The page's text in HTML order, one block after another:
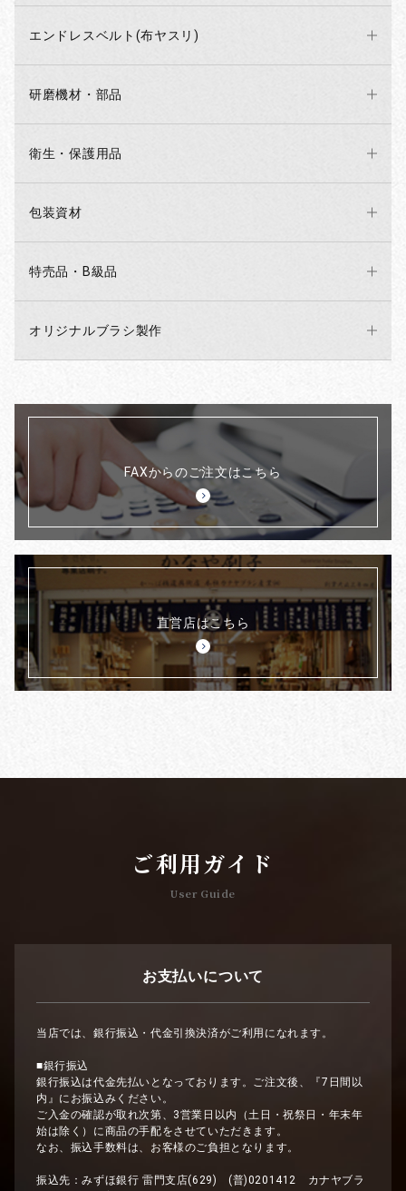
エンドレスベルト(布ヤスリ)
研磨機材・部品
衛生・保護用品
包装資材
特売品・B級品
オリジナルブラシ製作
FAXからのご注文はこちら
直営店はこちら
ご利用ガイド
User Guide
お支払いについて
当店では、銀行振込・代金引換決済がご利用になれます。
■銀行振込
銀行振込は代金先払いとなっております。ご注文後、『7日間以
内』にお振込みください。
ご入金の確認が取れ次第、3営業日以内（土日・祝祭日・年末年
始は除く）に商品の手配をさせていただきます。
なお、振込手数料は、お客様のご負担となります。
振込先：みずほ銀行 雷門支店(629) (普)0201412 カナヤブラ